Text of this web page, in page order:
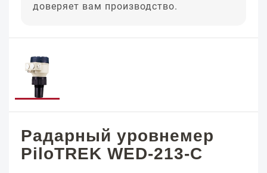
доверяет вам производство.
Радарный уровнемер
PiloTREK WED-213-C